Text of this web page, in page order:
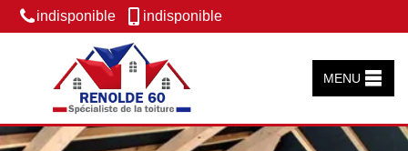
indisponible indisponible
MENU